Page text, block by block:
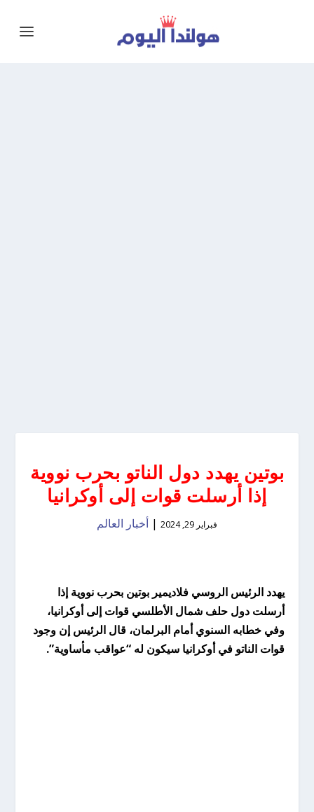
بوتين يهدد دول الناتو بحرب نووية
إذا أرسلت قوات إلى أوكرانيا
فبراير 29, 2024 | أخبار العالم
يهدد الرئيس الروسي فلاديمير بوتين بحرب نووية إذا
أرسلت دول حلف شمال الأطلسي قوات إلى أوكرانيا،
وفي خطابه السنوي أمام البرلمان، قال الرئيس إن وجود
قوات الناتو في أوكرانيا سيكون له “عواقب مأساوية”.